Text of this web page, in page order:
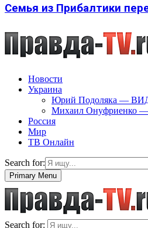
Семья из Прибалтики
Новости
Украина
Юрий Подоляка —
Михаил Онуфриенко
Россия
Мир
ТВ Онлайн
Search for:
Primary Menu
Search for: